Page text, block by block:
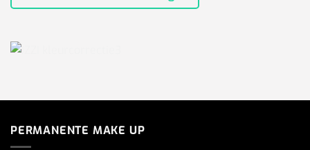
PERMANENTE MAKE UP